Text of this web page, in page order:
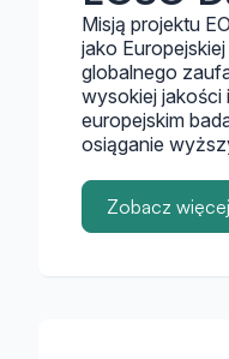
Misją projektu
jako
globalnego
wysokiej jakości
europejskim
osiąganie
Zobacz więcej